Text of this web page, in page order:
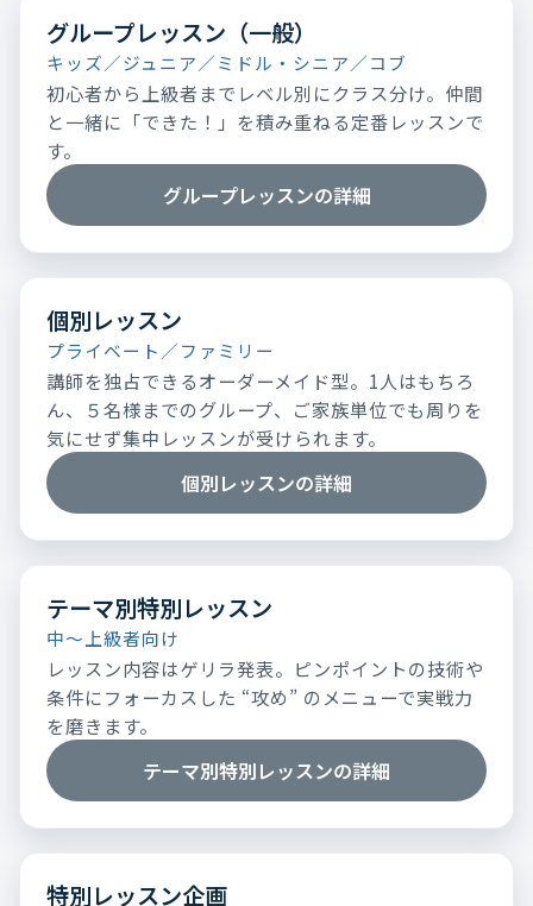
グループレッスン（一般）
キッズ／ジュニア／ミドル・シニア／コブ
初心者から上級者までレベル別にクラス分け。仲間
と一緒に「できた！」を積み重ねる定番レッスンで
す。
グループレッスンの詳細
個別レッスン
プライベート／ファミリー
講師を独占できるオーダーメイド型。1人はもちろ
ん、５名様までのグループ、ご家族単位でも周りを
気にせず集中レッスンが受けられます。
個別レッスンの詳細
テーマ別特別レッスン
中～上級者向け
レッスン内容はゲリラ発表。ピンポイントの技術や
条件にフォーカスした “攻め” のメニューで実戦力
を磨きます。
テーマ別特別レッスンの詳細
特別レッスン企画